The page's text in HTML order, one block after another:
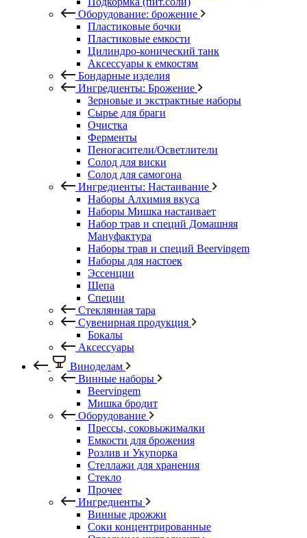
Оборудование: брожение
Пластиковые бочки
Пластиковые емкости
Цилиндро-конический танк
Аксессуары к емкостям
Бондарные изделия
Ингредиенты: Брожение
Зерновые и экстрактные наборы
Сырье для браги
Очистка
Ферменты
Пеногасители/Осветлители
Солод для виски
Солод для самогона
Ингредиенты: Настаивание
Наборы Алхимия вкуса
Наборы Мишка настаивает
Набор трав и специй Домашняя
Мануфактура
Наборы трав и специй Beervingem
Наборы для настоек
Эссенции
Щепа
Специи
Стеклянная тара
Сувенирная продукция
Бокалы
Аксессуары
Виноделам
Винные наборы
Beervingem
Мишка бродит
Оборудование
Прессы, соковыжималки
Емкости для брожения
Розлив и Укупорка
Стеллажи для хранения
Стекло
Прочее
Ингредиенты
Винные дрожжи
Соки концентрированные